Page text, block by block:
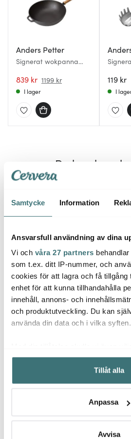
Samtycke Information
Ansvarsfull användning av dina
Vi och våra 27 partners
som t.ex. ditt IP-nummer, och
cookies för att lagra och få tillgång
enhet för att kunna tillhandahålla
innehåll, annons- och
och produktutveckling. Du kan
använda din data och i vilka syften.
Samla in information om din
kan ha en noggrannhet på upp
Identifiera din enhet genom
Ta reda på mer om hur dina
Du kan ändra eller dra tillbaka ditt
Tillåt alla
Anpassa
Avvisa
Anders Petter
Signerat wokpanna
ekträ/svart
839 kr 1199 kr
I lager
119 kr
I
Du kanske
Anders Petter
Backaryd Kastrullset 3
delar med glaslock
1099 kr 1998 kr
45%
Classic
pack
559 kr
Låt dig inspireras av